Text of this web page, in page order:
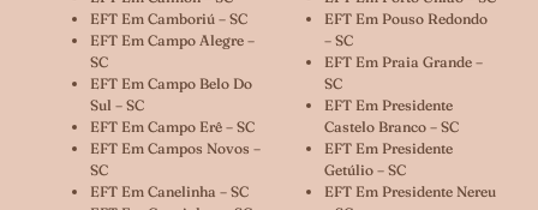
EFT Em Camboriú – SC
EFT Em Campo Alegre –
SC
EFT Em Campo Belo Do
Sul – SC
EFT Em Campo Erê – SC
EFT Em Campos Novos –
SC
EFT Em Canelinha – SC
EFT Em Pouso Redondo
– SC
EFT Em Praia Grande –
SC
EFT Em Presidente
Castelo Branco – SC
EFT Em Presidente
Getúlio – SC
EFT Em Presidente Nereu